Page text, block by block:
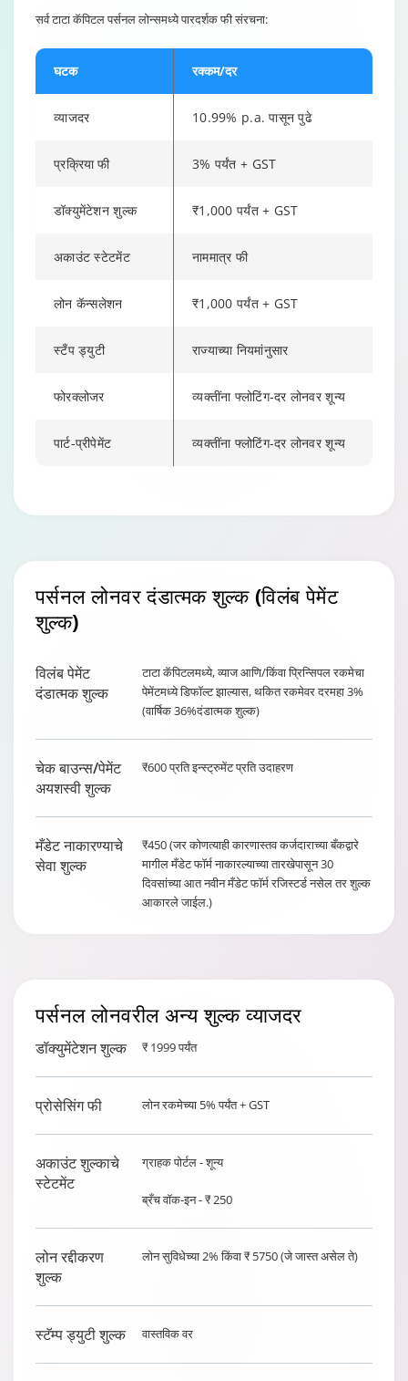
सर्व टाटा कॅपिटल पर्सनल लोन्समध्ये पारदर्शक फी संरचना:
घटक रक्कम/दर
व्याजदर 10.99% p.a. पासून पुढे
प्रक्रिया फी 3% पर्यंत + GST
डॉक्युमेंटेशन शुल्क ₹1,000 पर्यंत + GST
अकाउंट स्टेटमेंट नाममात्र फी
लोन कॅन्सलेशन ₹1,000 पर्यंत + GST
स्टँप ड्युटी राज्याच्या नियमांनुसार
फोरक्लोजर व्यक्तींना फ्लोटिंग-दर लोनवर शून्य
पार्ट-प्रीपेमेंट व्यक्तींना फ्लोटिंग-दर लोनवर शून्य
पर्सनल लोनवर दंडात्मक शुल्क (विलंब पेमेंट
शुल्क)
विलंब पेमेंट
दंडात्मक शुल्क
टाटा कॅपिटलमध्ये, व्याज आणि/किंवा प्रिन्सिपल रकमेचा
पेमेंटमध्ये डिफॉल्ट झाल्यास, थकित रकमेवर दरमहा 3%
(वार्षिक 36%दंडात्मक शुल्क)
चेक बाउन्स/पेमेंट
अयशस्वी शुल्क
₹600 प्रति इन्स्ट्रुमेंट प्रति उदाहरण
मँडेट नाकारण्याचे
सेवा शुल्क
₹450 (जर कोणत्याही कारणास्तव कर्जदाराच्या बँकद्वारे
मागील मँडेट फॉर्म नाकारल्याच्या तारखेपासून 30
दिवसांच्या आत नवीन मँडेट फॉर्म रजिस्टर्ड नसेल तर शुल्क
आकारले जाईल.)
पर्सनल लोनवरील अन्य शुल्कव्याजदर
डॉक्युमेंटेशन शुल्क ₹ 1999 पर्यंत
प्रोसेसिंग फी लोन रकमेच्या 5% पर्यंत + GST
अकाउंट शुल्काचे
स्टेटमेंट
ग्राहक पोर्टल - शून्य
ब्रँच वॉक-इन - ₹ 250
लोन रद्दीकरण
शुल्क
लोन सुविधेच्या 2% किंवा ₹ 5750 (जे जास्त असेल ते)
स्टॅम्प ड्युटी शुल्क वास्तविक वर